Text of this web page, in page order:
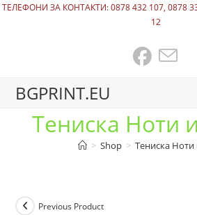
ТЕЛЕФОНИ ЗА КОНТАКТИ: 0878 432 107, 0878
12
BGPRINT.EU
Тениска Ноти
> Shop > Тениска Ноти
Previous Product